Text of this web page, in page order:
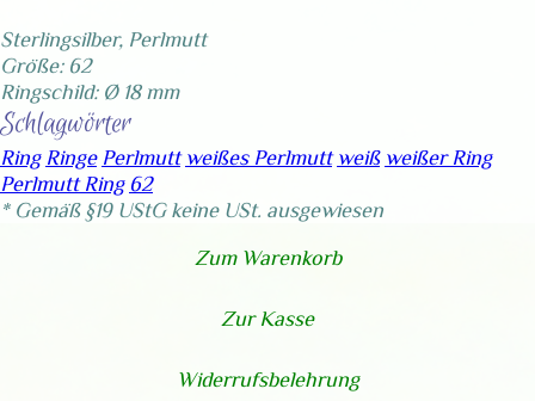
Sterlingsilber, Perlmutt
Größe: 62
Ringschild: Ø 18 mm
Schlagwörter
Ring Ringe Perlmutt weißes Perlmutt weiß weißer Ring
Perlmutt Ring 62
* Gemäß §19 UStG keine USt. ausgewiesen
Zum Warenkorb
Zur Kasse
Widerrufsbelehrung